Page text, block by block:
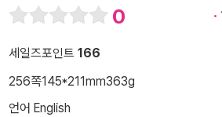
0
세일즈포인트 166
256쪽145*211mm363g
언어 English